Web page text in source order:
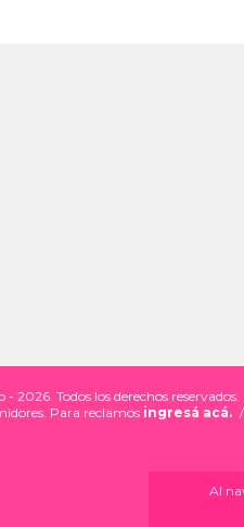
Al
2026. Todos los derechos reservados.
Para reclamos ingresá acá. /